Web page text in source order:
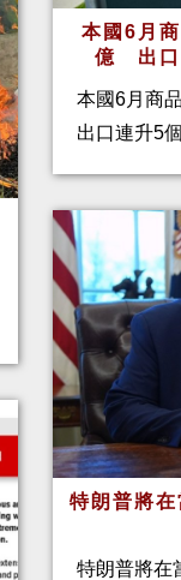
本國6月
億 出口
本國6月商
出口連升5
特朗普將
特朗普將在